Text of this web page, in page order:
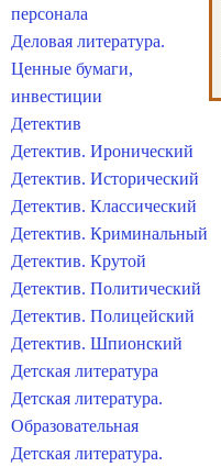
персонала
Деловая литература.
Ценные бумаги,
инвестиции
Детектив
Детектив. Иронический
Детектив. Исторический
Детектив. Классический
Детектив. Криминальный
Детектив. Крутой
Детектив. Политический
Детектив. Полицейский
Детектив. Шпионский
Детская литература
Детская литература.
Образовательная
Детская литература.